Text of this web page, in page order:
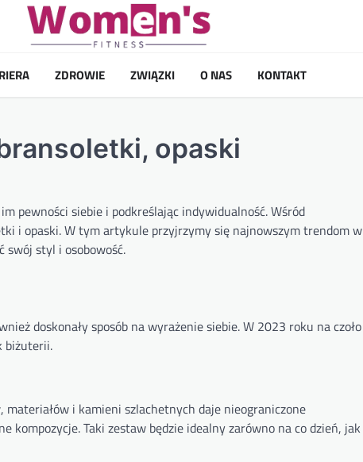
ZDROWIE ZWIĄZKI O NAS KONTAKT
opaski
pewności siebie i podkreślając indywidualność. Wśród
i opaski. W tym artykule przyjrzymy się najnowszym trendom w
swój styl i osobowość.
doskonały sposób na wyrażenie siebie. W 2023 roku na czoło
biżuterii.
i kamieni szlachetnych daje nieograniczone
kompozycje. Taki zestaw będzie idealny zarówno na co dzień, jak